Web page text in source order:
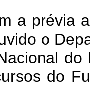
a prévia
o
do
do